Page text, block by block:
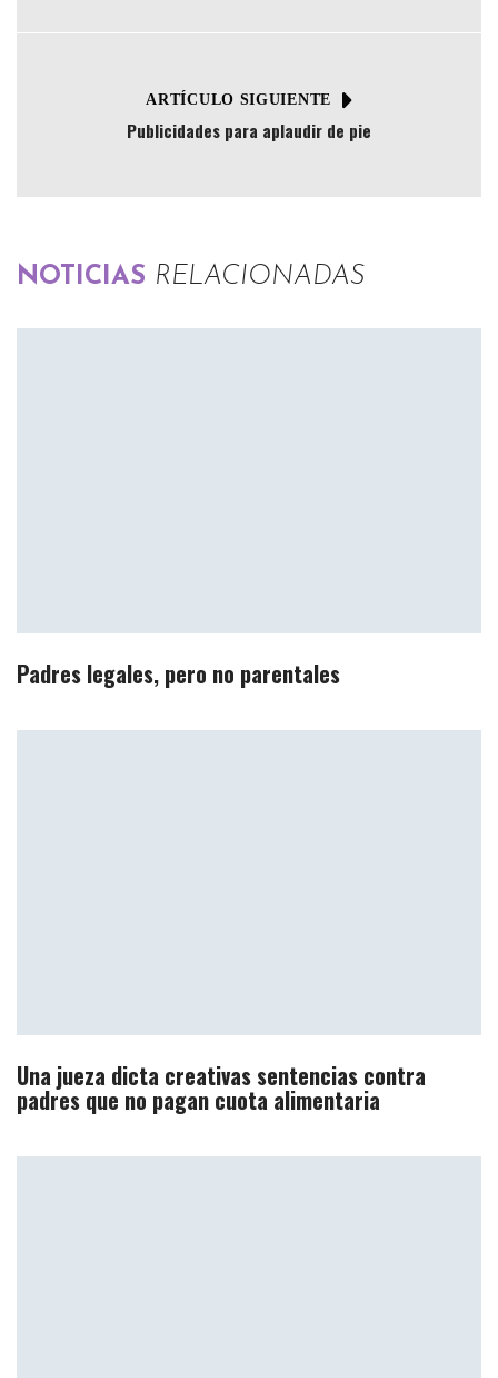
ARTÍCULO SIGUIENTE
Publicidades para aplaudir de pie
NOTICIAS RELACIONADAS
Padres legales, pero no parentales
Una jueza dicta creativas sentencias contra
padres que no pagan cuota alimentaria